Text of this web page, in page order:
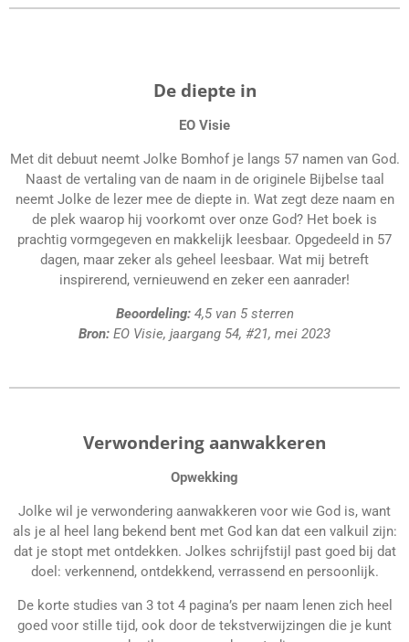
De diepte in
EO Visie
Met dit debuut neemt Jolke Bomhof je langs 57 namen van God.
Naast de vertaling van de naam in de originele Bijbelse taal
neemt Jolke de lezer mee de diepte in. Wat zegt deze naam en
de plek waarop hij voorkomt over onze God? Het boek is
prachtig vormgegeven en makkelijk leesbaar. Opgedeeld in 57
dagen, maar zeker als geheel leesbaar. Wat mij betreft
inspirerend, vernieuwend en zeker een aanrader!
Beoordeling:4,5 van 5 sterren
Bron: EO Visie, jaargang 54, #21, mei 2023
Verwondering aanwakkeren
Opwekking
Jolke wil je verwondering aanwakkeren voor wie God is, want
als je al heel lang bekend bent met God kan dat een valkuil zijn:
dat je stopt met ontdekken. Jolkes schrijfstijl past goed bij dat
doel: verkennend, ontdekkend, verrassend en persoonlijk.
De korte studies van 3 tot 4 pagina’s per naam lenen zich heel
goed voor stille tijd, ook door de tekstverwijzingen die je kunt